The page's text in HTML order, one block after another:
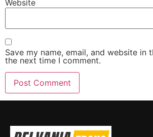
Website
Save my name, email, and website in
the next time I comment.